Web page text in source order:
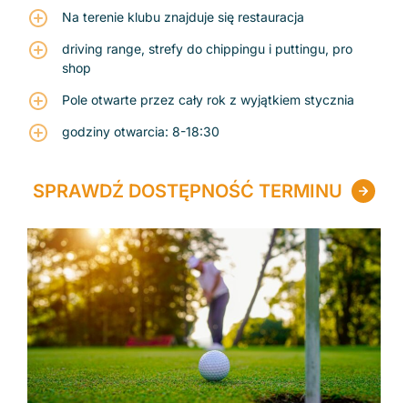
Na terenie klubu znajduje się restauracja
driving range, strefy do chippingu i puttingu, pro
shop
Pole otwarte przez cały rok z wyjątkiem stycznia
godziny otwarcia: 8-18:30
SPRAWDŹ DOSTĘPNOŚĆ TERMINU